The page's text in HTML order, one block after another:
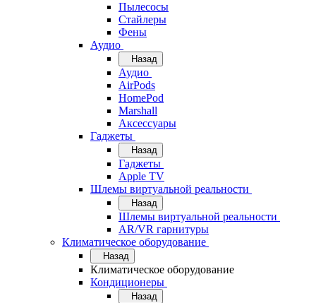
Пылесосы
Стайлеры
Фены
Аудио
Назад
Аудио
AirPods
HomePod
Marshall
Аксессуары
Гаджеты
Назад
Гаджеты
Apple TV
Шлемы виртуальной реальности
Назад
Шлемы виртуальной реальности
AR/VR гарнитуры
Климатическое оборудование
Назад
Климатическое оборудование
Кондиционеры
Назад